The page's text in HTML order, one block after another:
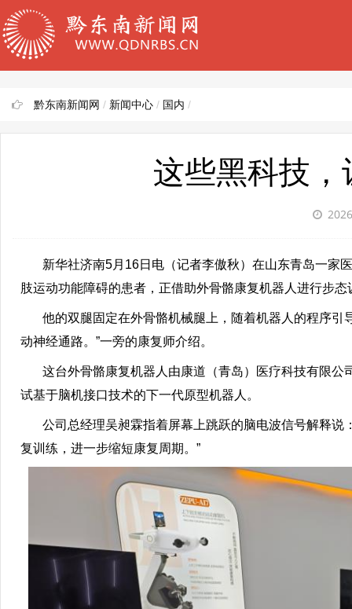
黔东南新闻网 / 新闻中心 / 国内 /
这些黑科技
新华社济南5月16日电（记者李傲秋）在山东青岛一家
肢运动功能障碍的患者，正借助外骨骼康复机器人进行步态
他的双腿固定在外骨骼机械腿上，随着机器人的程序引
动神经通路。”一旁的康复师介绍。
这台外骨骼康复机器人由康道（青岛）医疗科技有限公
试基于脑机接口技术的下一代原型机器人。
公司总经理吴昶霖指着屏幕上跳跃的脑电波信号解释说
复训练，进一步缩短康复周期。”